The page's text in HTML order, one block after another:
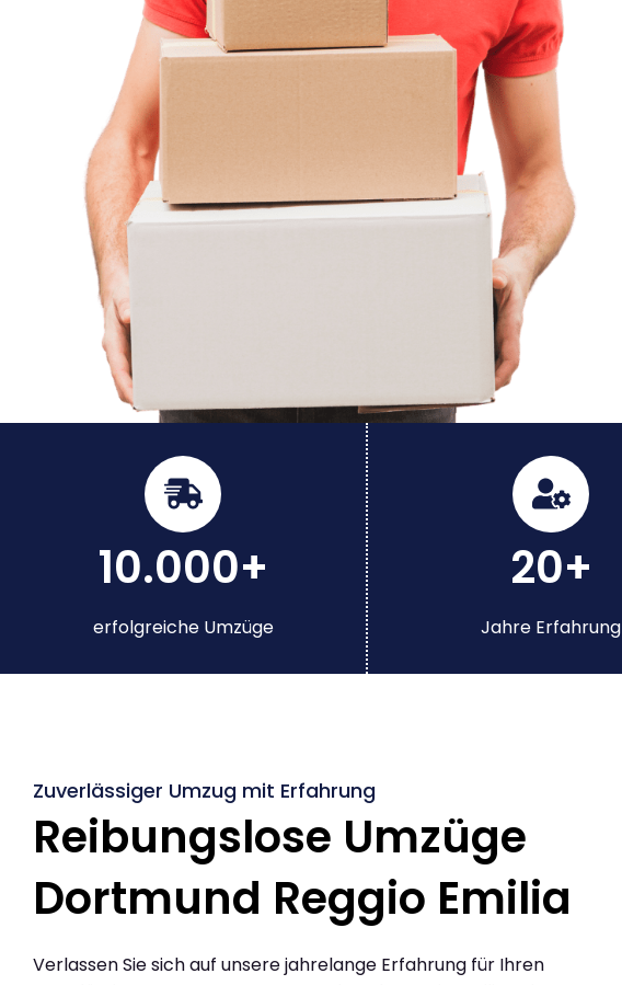
10.000+
erfolgreiche Umzüge
20+
Jahre Erfahrung
Zuverlässiger Umzug mit Erfahrung
Reibungslose Umzüge
Dortmund Reggio Emilia
Verlassen Sie sich auf unsere jahrelange Erfahrung für Ihren